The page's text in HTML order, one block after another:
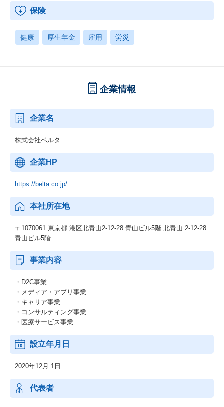
保険
健康 厚生年金 雇用 労災
企業情報
企業名
株式会社ベルタ
企業HP
https://belta.co.jp/
本社所在地
〒1070061 東京都 港区北青山2-12-28 青山ビル5階 北青山 2-12-28
青山ビル5階
事業内容
・D2C事業
・メディア・アプリ事業
・キャリア事業
・コンサルティング事業
・医療サービス事業
設立年月日
2020年12月 1日
代表者